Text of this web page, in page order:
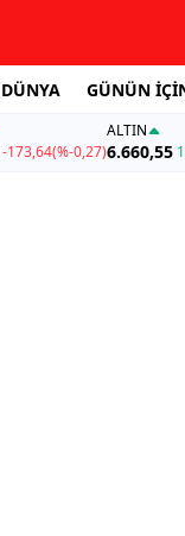
DÜNYA GÜNÜN
-173,64(%-0,27)
ALTIN
6.660,55